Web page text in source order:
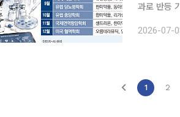
과로 반등 기대 상반기 부진했던 제약·바이오가 하반기 반등을 노린다. 상반
글로벌 학
2026-07-
1 2